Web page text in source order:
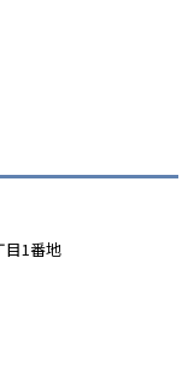
1番地